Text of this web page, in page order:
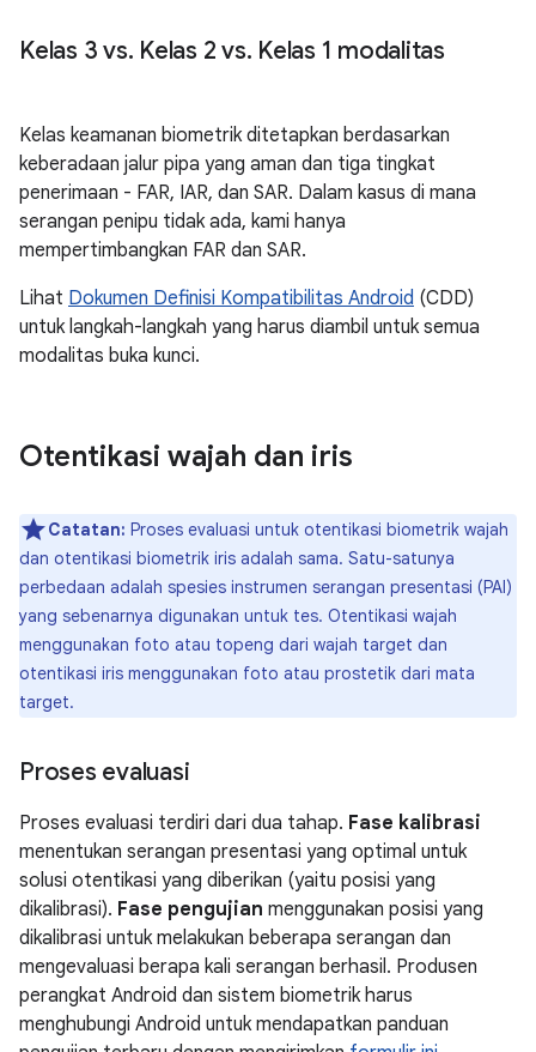
Kelas 3 vs. Kelas 2 vs. Kelas 1 modalitas
Kelas keamanan biometrik ditetapkan berdasarkan
keberadaan jalur pipa yang aman dan tiga tingkat
penerimaan - FAR, IAR, dan SAR. Dalam kasus di mana
serangan penipu tidak ada, kami hanya
mempertimbangkan FAR dan SAR.
Lihat Dokumen Definisi Kompatibilitas Android (CDD)
untuk langkah-langkah yang harus diambil untuk semua
modalitas buka kunci.
Otentikasi wajah dan iris
Catatan: Proses evaluasi untuk otentikasi biometrik wajah
dan otentikasi biometrik iris adalah sama. Satu-satunya
perbedaan adalah spesies instrumen serangan presentasi (PAI)
yang sebenarnya digunakan untuk tes. Otentikasi wajah
menggunakan foto atau topeng dari wajah target dan
otentikasi iris menggunakan foto atau prostetik dari mata
target.
Proses evaluasi
Proses evaluasi terdiri dari dua tahap. Fase kalibrasi
menentukan serangan presentasi yang optimal untuk
solusi otentikasi yang diberikan (yaitu posisi yang
dikalibrasi). Fase pengujian menggunakan posisi yang
dikalibrasi untuk melakukan beberapa serangan dan
mengevaluasi berapa kali serangan berhasil. Produsen
perangkat Android dan sistem biometrik harus
menghubungi Android untuk mendapatkan panduan